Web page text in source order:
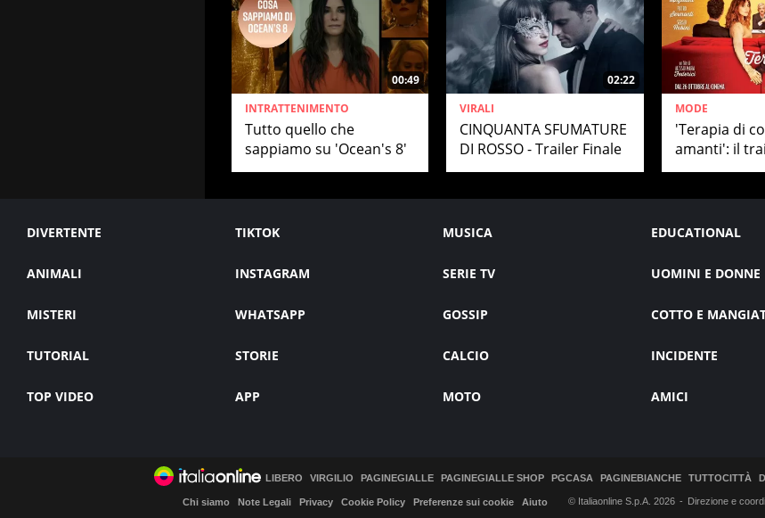
00:49
INTRATTENIMENTO
Tutto quello che
sappiamo su 'Ocean's 8'
02:22
VIRALI
CINQUANTA SFUMATURE
DI ROSSO - Trailer Finale
MODE
'Terapia di
amanti': il
DIVERTENTE TIKTOK MUSICA EDUCATIONAL
ANIMALI INSTAGRAM SERIE TV UOMINI E DONNE
MISTERI WHATSAPP GOSSIP COTTO E
TUTORIAL STORIE CALCIO INCIDENTE
TOP VIDEO APP MOTO AMICI
LIBERO VIRGILIO PAGINEGIALLE PAGINEGIALLE SHOP PGCASA PAGINEBIANCHE TUTTOCITTÀ
Chi siamo Note Legali Privacy Cookie Policy Preferenze sui cookie Aiuto © Italiaonline S.p.A. 2026 Direzione e